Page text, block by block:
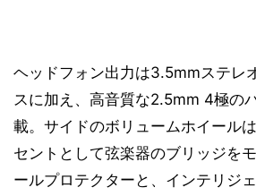
ヘッドフォン出力は3.5mmステレ
スに加え、高音質な2.5mm 4極の
載。サイドのボリュームホイール
セントとして弦楽器のブリッジを
ールプロテクターと、インテリジ